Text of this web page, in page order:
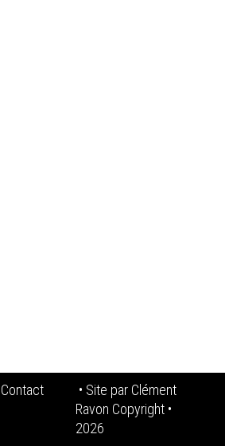
Contact • Site par Clément
Ravon Copyright •
2026